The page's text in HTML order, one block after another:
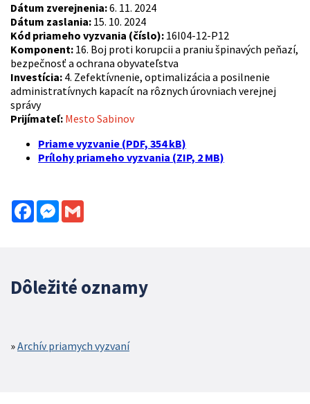
Dátum zverejnenia:6. 11. 2024
Dátum zaslania: 15. 10. 2024
Kód priameho vyzvania (číslo): 16I04-12-P12
Komponent: 16. Boj proti korupcii a praniu špinavých peňazí,
bezpečnosť a ochrana obyvateľstva
Investícia: 4. Zefektívnenie, optimalizácia a posilnenie
administratívnych kapacít na rôznych úrovniach verejnej
správy
Prijímateľ: Mesto Sabinov
Priame vyzvanie (PDF, 354 kB)
Prílohy priameho vyzvania (ZIP, 2 MB)
FacebookMessenger
Dôležité oznamy
Archív priamych vyzvaní